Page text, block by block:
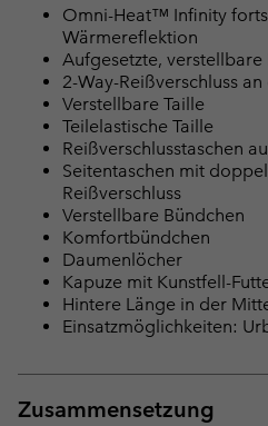
Omni-Heat™ Infinity
Wärmereflektion
Aufgesetzte, verstellbare
2-Way-Reißverschluss
Verstellbare Taille
Teilelastische Taille
Reißverschlusstaschen
Seitentaschen mit
Reißverschluss
Verstellbare Bündchen
Komfortbündchen
Daumenlöcher
Kapuze mit Kunstfell-
Hintere Länge in der
Einsatzmöglichkeiten:
Zusammensetzung